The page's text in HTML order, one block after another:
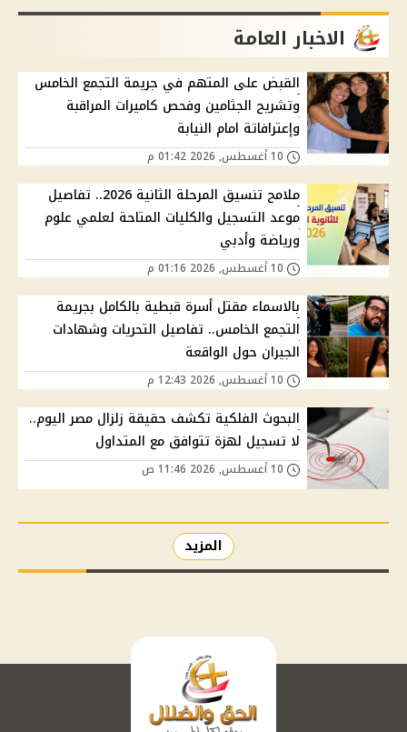
الاخبار العامة
القبض على المتهم في جريمة التجمع الخامس
وتشريح الجثامين وفحص كاميرات المراقبة
وإعترافاتة امام النيابة
ملامح تنسيق المرحلة الثانية 2026.. تفاصيل
موعد التسجيل والكليات المتاحة لعلمي علوم
ورياضة وأدبي
بالاسماء مقتل أسرة قبطية بالكامل بجريمة
التجمع الخامس.. تفاصيل التحريات وشهادات
الجيران حول الواقعة
البحوث الفلكية تكشف حقيقة زلزال مصر اليوم..
لا تسجيل لهزة تتوافق مع المتداول
المزيد